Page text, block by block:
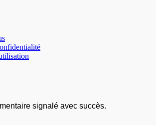
signalé avec succès.